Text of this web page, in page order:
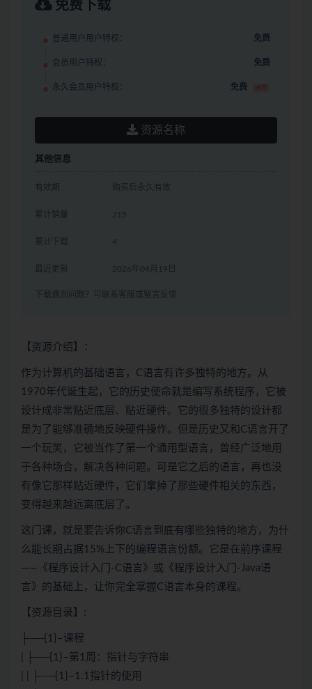
免费下载
普通用户用户特权： 免费
会员用户特权： 免费
永久会员用户特权： 免费 推荐
资源名称
其他信息
有效期 购买后永久有效
累计销量 215
累计下载 4
最近更新 2026年04月19日
下载遇到问题？可联系客服或留言反馈
【资源介绍】：
作为计算机的基础语言， C语言有许多独特的地方。从
1970年代诞生起，它的历史使命就是编写系统程序，它被
设计成非常贴近底层、贴近硬件。它的很多独特的设计都
是为了能够准确地反映硬件操作。但是历史又和 C语言开了
一个玩笑，它被当作了第一个通用型语言，曾经广泛地用
于各种场合，解决各种问题。可是它之后的语言，再也没
有像它那样贴近硬件，它们拿掉了那些硬件相关的东西，
变得越来越远离底层了。
这门课，就是要告诉你C语言到底有哪些独特的地方，为什
么能长期占据15%上下的编程语言份额。它是在前序课程
——《程序设计入门-C语言》或《程序设计入门-Java语
言》的基础上，让你完全掌握C语言本身的课程。
【资源目录】:
├──{1}–课程
| ├──{1}–第1周：指针与字符串
| | ├──{1}–1.1指针的使用